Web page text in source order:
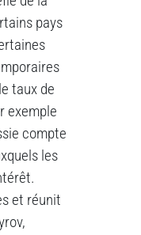
pays
taux de
exemple
compte
les
et réunit